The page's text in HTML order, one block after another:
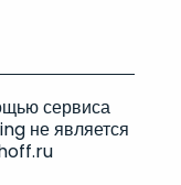
сервиса
не является